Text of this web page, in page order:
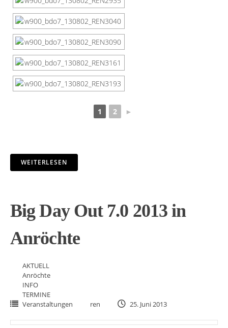
1 2 ►
WEITERLESEN
Big Day Out 7.0 2013 in
Anröchte
AKTUELL
Anröchte
INFO
TERMINE
Veranstaltungen
ren 25. Juni 2013